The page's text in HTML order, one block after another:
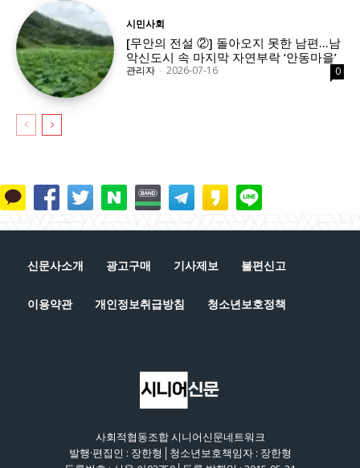
시민사회
[무안의 전설 ②] 돌아오지 못한 남편…남
악신도시 속 마지막 자연부락 ‘안동마을’
관리자 - 2026-07-16 0
신문사소개 광고구매 기사제보 불편신고
이용약관 개인정보취급방침 청소년보호정책
사회적협동조합 시니어신문네트워크
발행·편집인 : 장한형│청소년보호책임자 : 장한형